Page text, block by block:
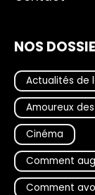
NOS
Actualités de
Amoureux
Cinéma
Comment
Comment